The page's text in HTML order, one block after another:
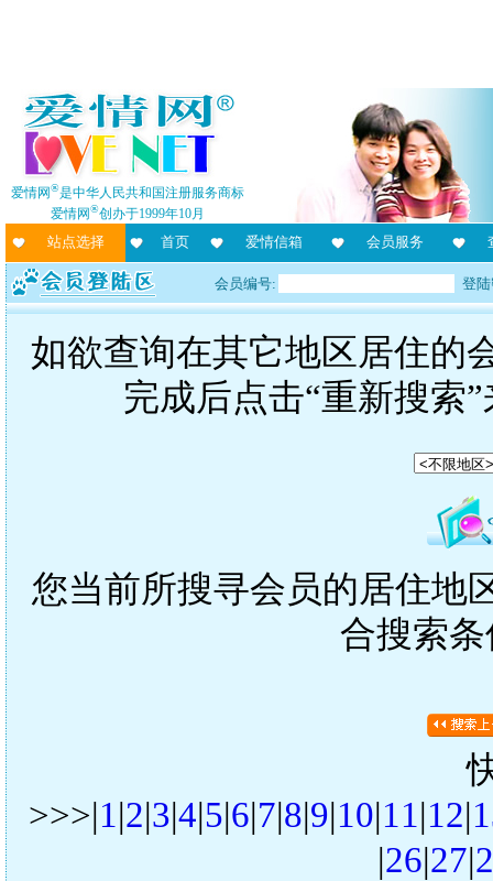
爱情网®是中华人民共和国注册服务商标
爱情网®创办于1999年10月
站点选择 首页 爱情信箱 会员服务
会员编号: 登
如欲查询在其它地区居住的
完成后点击“重新搜索
您当前所搜寻会员的居住地
合搜索
>>>|1|2|3|4|5|6|7|8|9|10|11|12|
|26|27|